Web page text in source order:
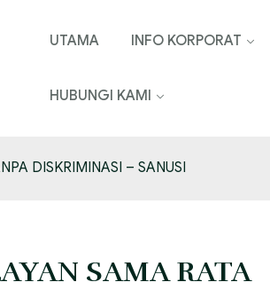
UTAMA INFO KORPORAT
HUBUNGI KAMI
DISKRIMINASI – SANUSI
SAMA RATA